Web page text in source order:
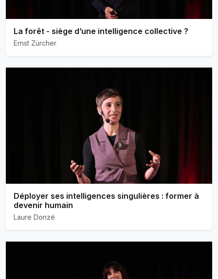
La forêt - siège d’une intelligence collective ?
Ernst Zürcher
Déployer ses intelligences singulières : former à
devenir humain
Laure Donzé